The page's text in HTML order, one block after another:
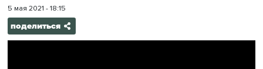
5 мая 2021 - 18:15
поделиться